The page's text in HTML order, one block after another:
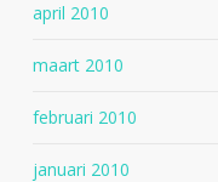
april 2010
maart 2010
februari 2010
januari 2010